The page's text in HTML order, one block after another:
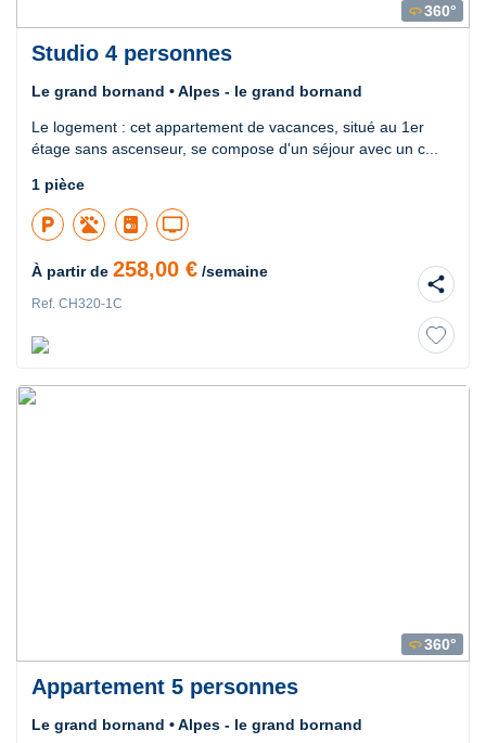
360360°
Studio 4 personnes
Le grand bornand • Alpes - le grand bornand
Le logement : cet appartement de vacances, situé au 1er
étage sans ascenseur, se compose d'un séjour avec un c...
1 pièce
local_parking tv
À partir de 258,00 € /semaine
Ref. CH320-1C
share
360360°
Appartement 5 personnes
Le grand bornand • Alpes - le grand bornand